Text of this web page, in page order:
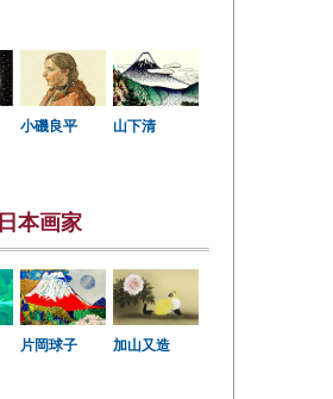
小磯良平 山下清
日本画家
片岡球子 加山又造